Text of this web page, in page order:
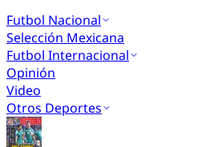
Futbol Nacional
Selección Mexicana
Futbol Internacional
Opinión
Video
Otros Deportes